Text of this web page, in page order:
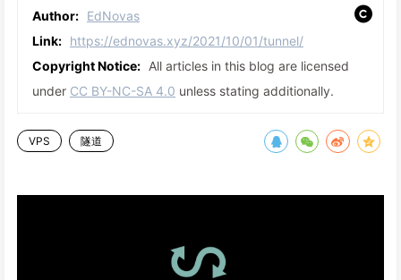
Author: EdNovas
Link: https://ednovas.xyz/2021/10/01/tunnel/
Copyright Notice: All articles in this blog are licensed
under CC BY-NC-SA 4.0 unless stating additionally.
VPS 隧道